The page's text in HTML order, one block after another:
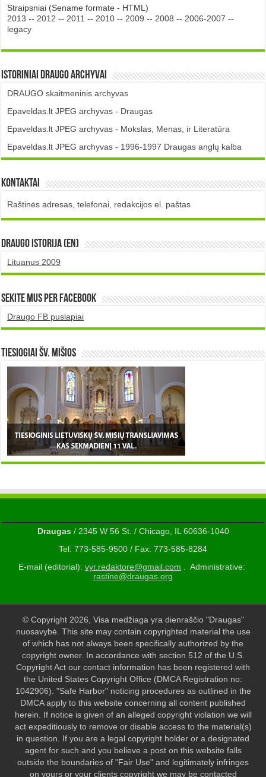
Straipsniai (Sename formate - HTML)
2013 -- 2012 -- 2011 -- 2010 -- 2009 -- 2008 -- 2006-2007 --
legacy
Istoriniai DRAUGO Archyvai
DRAUGO skaitmeninis archyvas
Epaveldas.lt JPEG archyvas - Draugas
Epaveldas.lt JPEG archyvas - Mokslas, Menas, ir Literatūra
Epaveldas.lt JPEG archyvas - 1996-1997 Draugas anglų kalba
Kontaktai
Raštinės adresas, telefonai, redakcijos el. paštas
DRAUGO istorija (EN)
Lituanus 2009
Sekite mus per Facebook
Draugo FB puslapiai
TIESIOGIAI šv. MIŠIOS
Draugas/ 2345 W 56 St. / Chicago, IL 60636-1040
Tel: 773-585-9500 / Fax: 773-585-8284
E-mail (editorial): vyr.redaktore@gmail.com . Administrative:
rastine@draugas.org
© Copyright 2026, Visa medžiaga yra dienraščio "Draugas"
nuosavybė. This site may contain copyrighted material the use
of which has not always been specifically authorized by the
copyright owner. In accordance with section 512 of the U.S.
Copyright Act our contact information has been registered with
the United States Copyright Office (DMCA Registration no:
1042906). "Safe Harbor" noticing procedures as outlined in the
DMCA apply to this website concerning all content published
herein. If notice is given of an alleged copyright violation we will
act expeditiously to remove or disable access to the material(s)
in question. If you are a legal copyright holder or a designated
agent for such and you believe a post on this website falls
outside the boundaries of "Fair Use" and legitimately infringes
on yours or your clients copyright we may be contacted